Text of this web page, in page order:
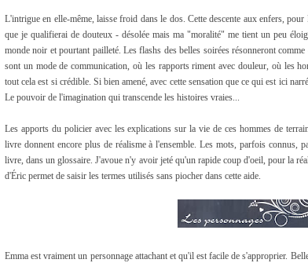
L'intrigue en elle-même, laisse froid dans le dos. Cette descente aux enfers,
que je qualifierai de douteux - désolée mais ma "moralité" me tient un peu
monde noir et pourtant pailleté. Les flashs des belles soirées résonneront
sont un mode de communication, où les rapports riment avec douleur, où les
tout cela est si crédible. Si bien amené, avec cette sensation que ce qui est ici
Le pouvoir de l'imagination qui transcende les histoires vraies...
Les apports du policier avec les explications sur la vie de ces hommes de
livre donnent encore plus de réalisme à l'ensemble. Les mots, parfois connus,
livre, dans un glossaire. J'avoue n'y avoir jeté qu'un rapide coup d'oeil, pour la
d'Éric permet de saisir les termes utilisés sans piocher dans cette aide.
Emma est vraiment un personnage attachant et qu'il est facile de s'approprier.